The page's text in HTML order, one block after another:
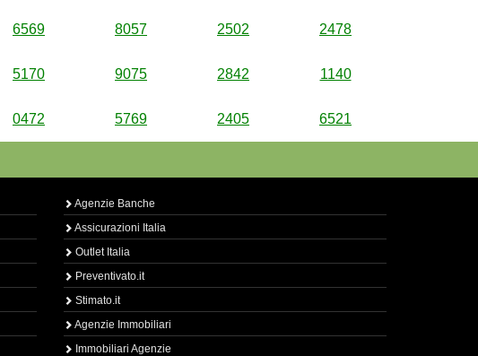
6569 8057 2502 2478
5170 9075 2842 1140
0472 5769 2405 6521
Agenzie Banche
Assicurazioni Italia
Outlet Italia
Preventivato.it
Stimato.it
Agenzie Immobiliari
Immobiliari Agenzie